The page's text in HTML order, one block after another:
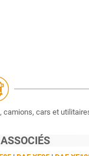
camions, cars et